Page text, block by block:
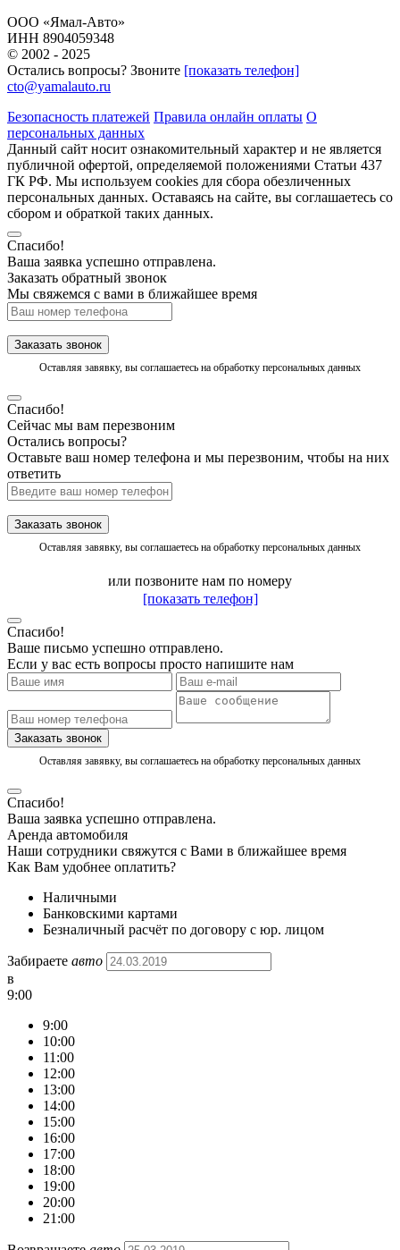
ООО «Ямал-Авто»
ИНН 8904059348
© 2002 - 2025
Остались вопросы? Звоните [показать телефон]
cto@yamalauto.ru
Безопасность платежей Правила онлайн оплаты О
персональных данных
Данный сайт носит ознакомительный характер и не является
публичной офертой, определяемой положениями Статьи 437
ГК РФ. Мы используем cookies для сбора обезличенных
персональных данных. Оставаясь на сайте, вы соглашаетесь со
сбором и обраткой таких данных.
Спасибо!
Ваша заявка успешно отправлена.
Заказать обратный звонок
Мы свяжемся с вами в ближайшее время
Заказать звонок
Оставляя завявку, вы соглашаетесь на обработку персональных данных
Спасибо!
Сейчас мы вам перезвоним
Остались вопросы?
Оставьте ваш номер телефона и мы перезвоним, чтобы на них
ответить
Заказать звонок
Оставляя завявку, вы соглашаетесь на обработку персональных данных
или позвоните нам по номеру
[показать телефон]
Спасибо!
Ваше письмо успешно отправлено.
Если у вас есть вопросы просто напишите нам
Заказать звонок
Оставляя завявку, вы соглашаетесь на обработку персональных данных
Спасибо!
Ваша заявка успешно отправлена.
Аренда автомобиля
Наши сотрудники свяжутся с Вами в ближайшее время
Как Вам удобнее оплатить?
Наличными
Банковскими картами
Безналичный расчёт по договору с юр. лицом
Забираете авто
в
9:00
9:00
10:00
11:00
12:00
13:00
14:00
15:00
16:00
17:00
18:00
19:00
20:00
21:00